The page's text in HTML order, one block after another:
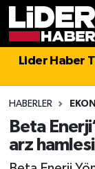
Lider Haber
HABERLER
Beta
arz hamlesi
Politika
Asayiş
Hava
İstanbul